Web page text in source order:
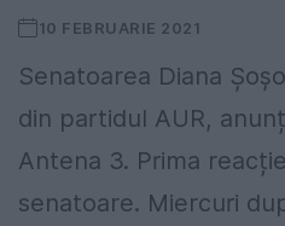
10 FEBRUARIE 2021
Senatoarea Diana
din partidul AUR,
Antena 3. Prima
senatoare. Miercuri